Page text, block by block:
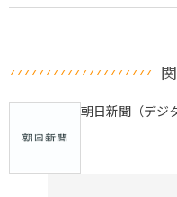
朝日新聞（デジ